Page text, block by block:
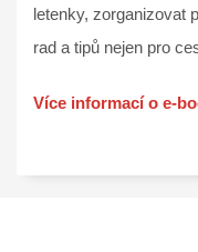
letenky, zorganizovat
rad a tipů nejen pro
Více informací o e-